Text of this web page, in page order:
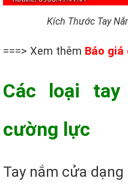
Kích Thước Tay
===> Xem thêm Báo
Các loại
cường lực
Tay nắm cửa dạng